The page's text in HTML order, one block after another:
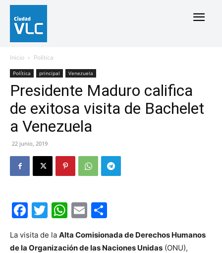
Inicio Política
Política principal Venezuela
Presidente Maduro califica
de exitosa visita de Bachelet
a Venezuela
22 junio, 2019
Facebook
Twitter
WhatsApp
Email
La visita de la Alta Comisionada de Derechos Humanos
de la Organización de las Naciones Unidas (ONU),